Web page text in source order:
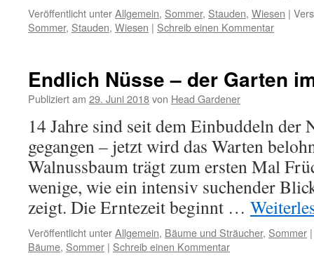
Veröffentlicht unterAllgemein, Sommer, Stauden, Wiesen |
Sommer, Stauden, Wiesen | Schreib einen Kommentar
Endlich Nüsse – der Garten
Publiziert am 29. Juni 2018von Head Gardener
14 Jahre sind seit dem Einbuddeln der
gegangen – jetzt wird das Warten
Walnussbaum trägt zum ersten Mal
wenige, wie ein intensiv suchender
zeigt. Die Erntezeit beginnt …
Veröffentlicht unterAllgemein, Bäume und Sträucher, Sommer |
Bäume, Sommer | Schreib einen Kommentar